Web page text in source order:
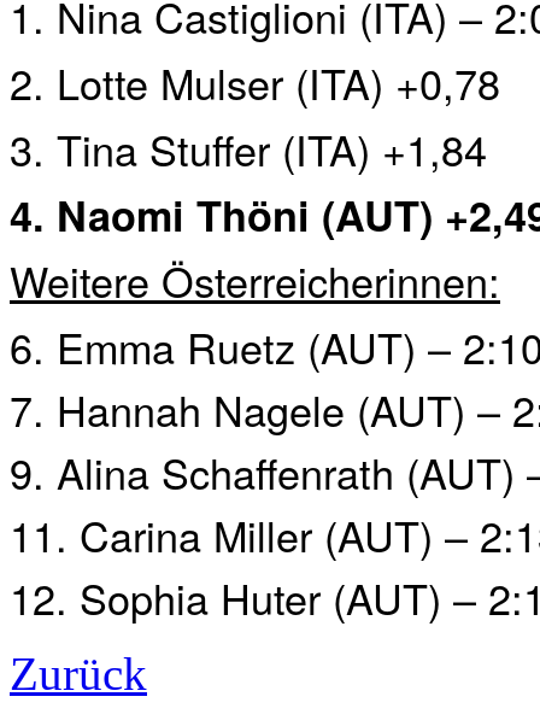
1. Nina Castiglioni (ITA) –
2. Lotte Mulser (ITA) +0,78
3. Tina Stuffer (ITA) +1,84
4. Naomi Thöni (AUT)
Weitere Österreicherinnen:
6. Emma Ruetz (AUT) –
7. Hannah Nagele (AUT) –
9. Alina Schaffenrath (AUT)
11. Carina Miller (AUT) –
12. Sophia Huter (AUT) –
Zurück